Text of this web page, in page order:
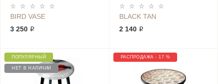
BIRD VASE
3 250 ₽
BLACK TAN
2 140 ₽
ПОПУЛЯРНЫЙ
НЕТ В НАЛИЧИИ
РАСПРОДАЖА - 17 %